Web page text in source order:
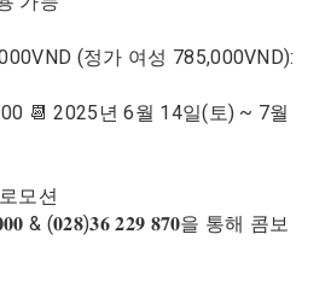
(정가 여성 785,000VND):
📆 2025년 6월 14일(토) ~ 7월
모션
& (𝟎𝟐𝟖)𝟑𝟔 𝟐𝟐𝟗 𝟖𝟕𝟎을 통해 콤보